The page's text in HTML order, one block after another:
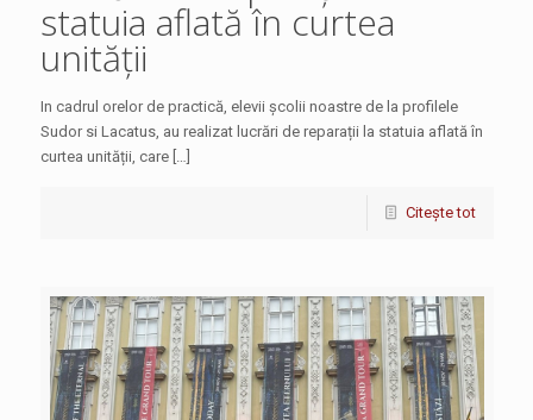
statuia aflată în curtea
unității
In cadrul orelor de practică, elevii școlii noastre de la profilele
Sudor si Lacatus, au realizat lucrări de reparații la statuia aflată în
curtea unității, care […]
Citește tot